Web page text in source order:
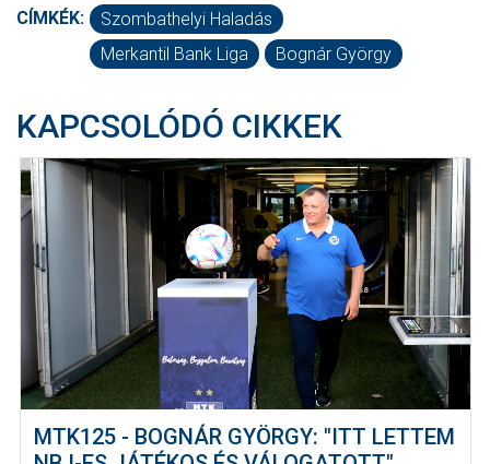
CÍMKÉK:
Szombathelyi Haladás
Merkantil Bank Liga
Bognár György
KAPCSOLÓDÓ CIKKEK
MTK125 - BOGNÁR GYÖRGY: "ITT LETTEM